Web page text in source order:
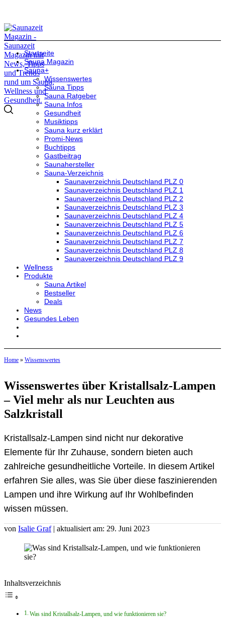
Startseite
Sauna Magazin
Sauna+
Wissenswertes
Sauna Tipps
Sauna Ratgeber
Sauna Infos
Gesundheit
Musiktipps
Sauna kurz erklärt
Promi-News
Buchtipps
Gastbeitrag
Saunahersteller
Sauna-Verzeichnis
Saunaverzeichnis Deutschland PLZ 0
Saunaverzeichnis Deutschland PLZ 1
Saunaverzeichnis Deutschland PLZ 2
Saunaverzeichnis Deutschland PLZ 3
Saunaverzeichnis Deutschland PLZ 4
Saunaverzeichnis Deutschland PLZ 5
Saunaverzeichnis Deutschland PLZ 6
Saunaverzeichnis Deutschland PLZ 7
Saunaverzeichnis Deutschland PLZ 8
Saunaverzeichnis Deutschland PLZ 9
Wellness
Produkte
Sauna Artikel
Bestseller
Deals
News
Gesundes Leben
Home » Wissenswertes
Wissenswertes über Kristallsalz-Lampen
– Viel mehr als nur Leuchten aus
Salzkristall
Kristallsalz-Lampen sind nicht nur dekorative
Elemente für Ihr Zuhause, sondern bieten auch
zahlreiche gesundheitliche Vorteile. In diesem Artikel
erfahren Sie alles, was Sie über diese faszinierenden
Lampen und ihre Wirkung auf Ihr Wohlbefinden
wissen müssen.
von Isalie Graf | aktualisiert am: 29. Juni 2023
Inhaltsverzeichnis
Was sind Kristallsalz-Lampen, und wie funktionieren sie?